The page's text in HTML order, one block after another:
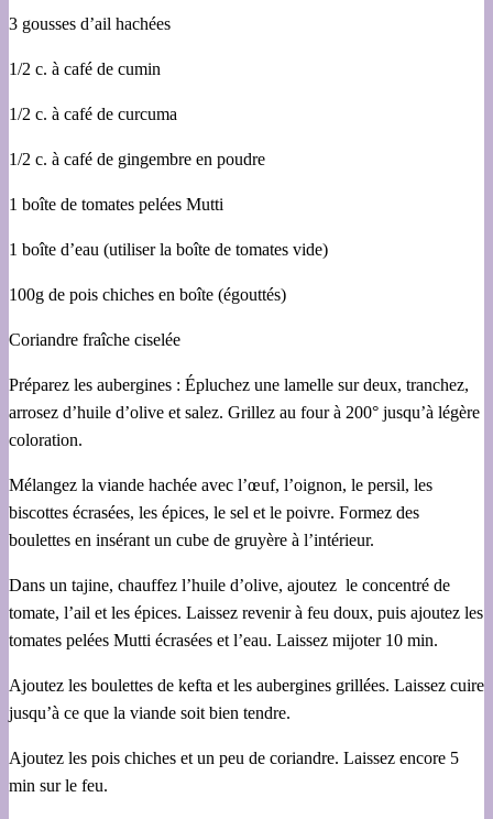
3 gousses d’ail hachées
1/2 c. à café de cumin
1/2 c. à café de curcuma
1/2 c. à café de gingembre en poudre
1 boîte de tomates pelées Mutti
1 boîte d’eau (utiliser la boîte de tomates vide)
100g de pois chiches en boîte (égouttés)
Coriandre fraîche ciselée
Préparez les aubergines : Épluchez une lamelle sur deux, tranchez,
arrosez d’huile d’olive et salez. Grillez au four à 200° jusqu’à légère
coloration.
Mélangez la viande hachée avec l’œuf, l’oignon, le persil, les
biscottes écrasées, les épices, le sel et le poivre. Formez des
boulettes en insérant un cube de gruyère à l’intérieur.
Dans un tajine, chauffez l’huile d’olive, ajoutez le concentré de
tomate, l’ail et les épices. Laissez revenir à feu doux, puis ajoutez les
tomates pelées Mutti écrasées et l’eau. Laissez mijoter 10 min.
Ajoutez les boulettes de kefta et les aubergines grillées. Laissez cuire
jusqu’à ce que la viande soit bien tendre.
Ajoutez les pois chiches et un peu de coriandre. Laissez encore 5
min sur le feu.